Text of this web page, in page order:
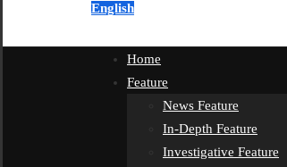
English
Home
Feature
News Feature
In-Depth Feature
Investigative Feature